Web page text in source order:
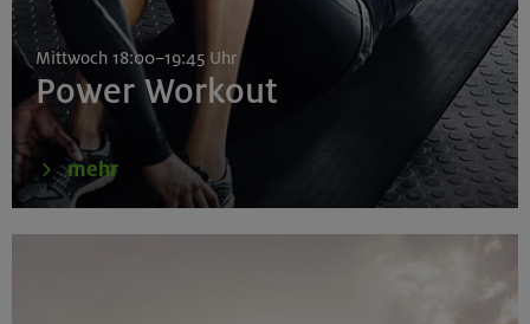
Mittwoch 18:00–19:45 Uhr
Power Workout
mehr